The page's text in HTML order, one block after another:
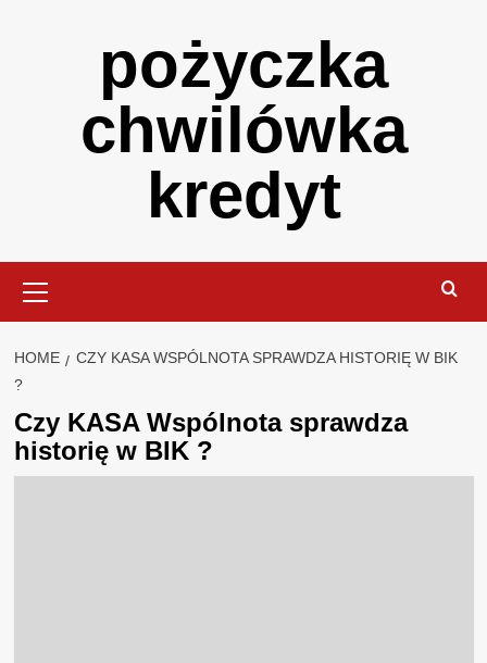
pożyczka
chwilówka
kredyt
Menu
HOME
CZY KASA WSPÓLNOTA SPRAWDZA HISTORIĘ W BIK
?
Czy KASA Wspólnota sprawdza
historię w BIK ?